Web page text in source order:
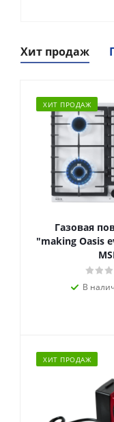
Хит продаж
ХИТ ПРОДАЖ
Газовая
"making Oasis
В
ХИТ ПРОДАЖ